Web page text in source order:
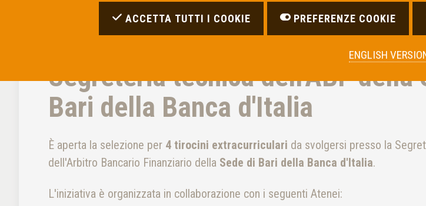
06 MAGGIO 2026
Tirocini extracurriculari presso la
Segreteria tecnica dell'ABF della
Bari della Banca d'Italia
È aperta la selezione per 4 tirocini extracurriculari da svolgersi presso la
dell'Arbitro Bancario Finanziario della Sede di Bari della Banca d'Italia.
L'iniziativa è organizzata in collaborazione con i seguenti Atenei:
ACCETTA TUTTI I COOKIE PREFERENZE COOKIE
ENGLISH